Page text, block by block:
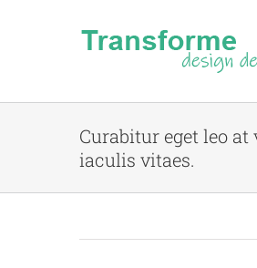
Curabitur eget leo
iaculis vitaes.